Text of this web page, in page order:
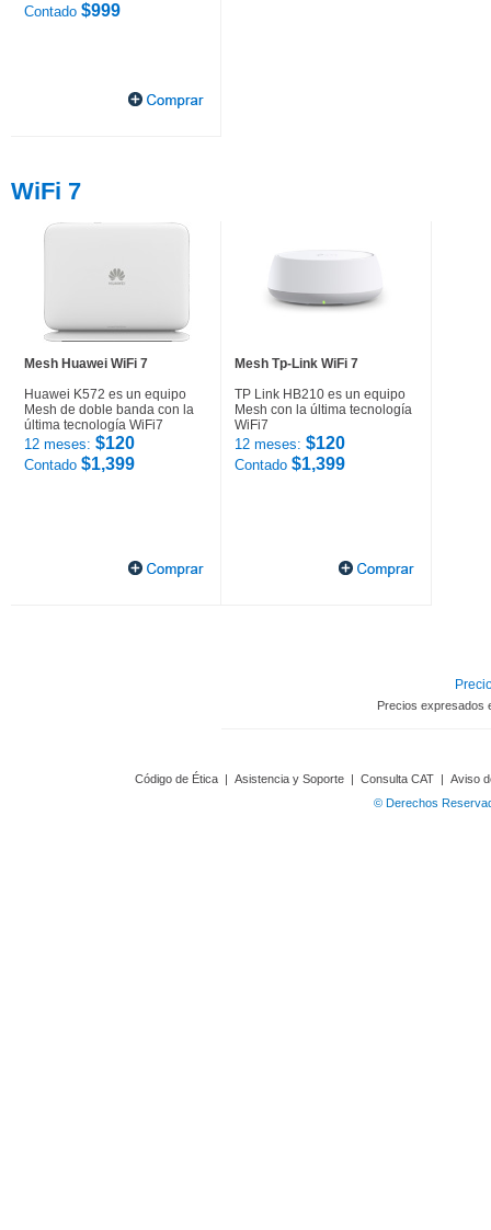
Contado $999
WiFi 7
Mesh Huawei WiFi 7
Huawei K572 es un equipo
Mesh de doble banda con la
última tecnología WiFi7
12 meses: $120
Contado $1,399
Mesh Tp-Link WiFi 7
TP Link HB210 es un equipo
Mesh con la última tecnología
WiFi7
12 meses: $120
Contado $1,399
Precios expresados
Código de Ética | Asistencia y Soporte | Consulta CAT | Aviso
© Derechos